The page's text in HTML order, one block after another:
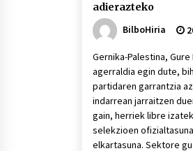
adierazteko
BilboHiria
Gernika-Palestina,
agerraldia egin dute,
partidaren garrantzia
indarrean jarraitzen
gain, herriek libre
selekzioen
elkartasuna. Sektore